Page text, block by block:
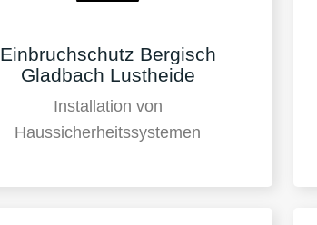
Einbruchschutz Bergisch
Gladbach Lustheide
Installation von
Haussicherheitssystemen